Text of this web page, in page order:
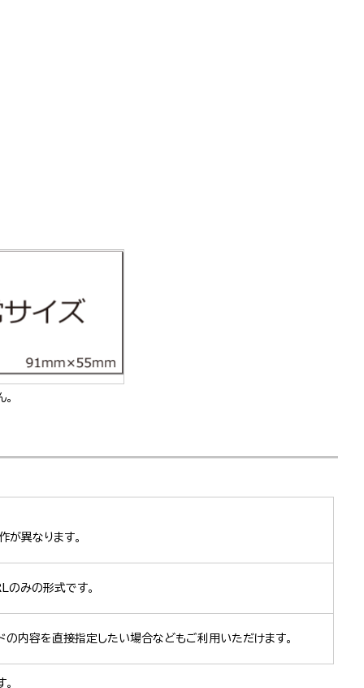
異なります。
のみの形式です。
の内容を直接指定したい場合などもご利用いただけます。